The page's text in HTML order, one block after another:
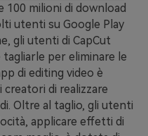
100 milioni di download
utenti su Google Play
gli utenti di CapCut
per eliminare le
di editing video è
di realizzare
Oltre al taglio, gli utenti
applicare effetti di